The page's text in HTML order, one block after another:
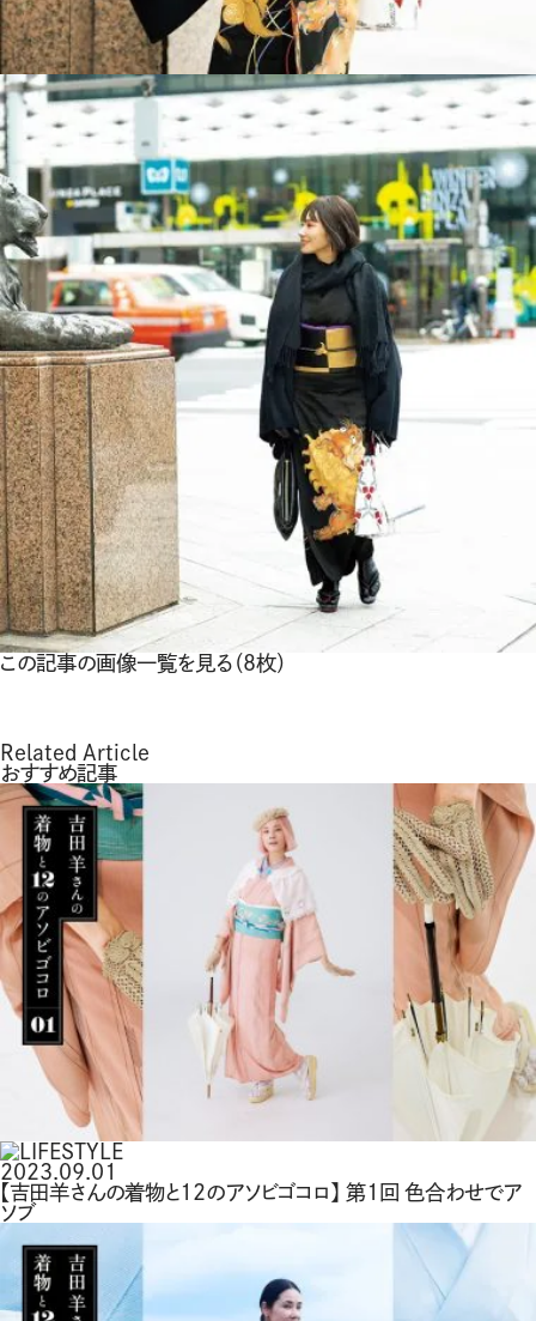
この記事の画像一覧を見る（8枚）
Related Article
おすすめ記事
2023.09.01
【吉田羊さんの着物と12のアソビゴコロ】 第1回 色合わせでア
ソブ